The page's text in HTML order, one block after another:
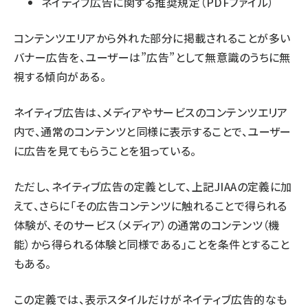
コンテンツエリアから外れた部分に掲載されることが多い
バナー広告を、ユーザーは”広告”として無意識のうちに無
視する傾向がある。
ネイティブ広告は、メディアやサービスのコンテンツエリア
内で、通常のコンテンツと同様に表示することで、ユーザー
に広告を見てもらうことを狙っている。
ただし、ネイティブ広告の定義として、上記JIAAの定義に加
えて、さらに「その広告コンテンツに触れることで得られる
体験が、そのサービス（メディア）の通常のコンテンツ（機
能）から得られる体験と同様である」ことを条件とすること
もある。
この定義では、表示スタイルだけがネイティブ広告的なも